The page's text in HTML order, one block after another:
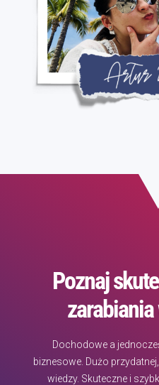
Poznaj
Dochodowe a
biznesowe. Dużo
wiedzy. Skuteczne i